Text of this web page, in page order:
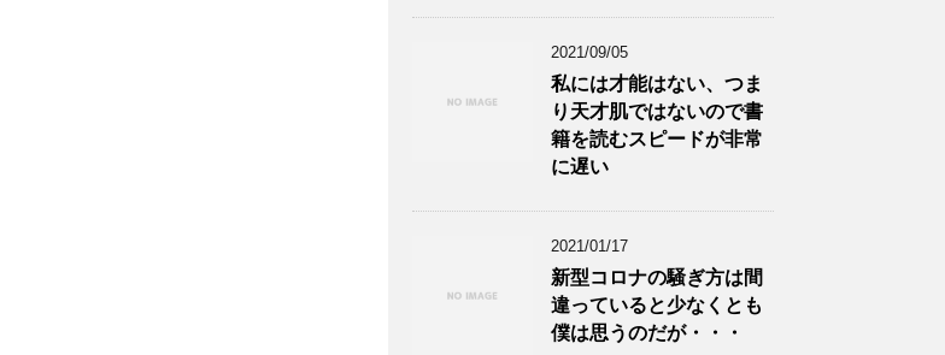
2021/09/05
私には才能はない、つま
り天才肌ではないので書
籍を読むスピードが非常
に遅い
2021/01/17
新型コロナの騒ぎ方は間
違っていると少なくとも
僕は思うのだが・・・